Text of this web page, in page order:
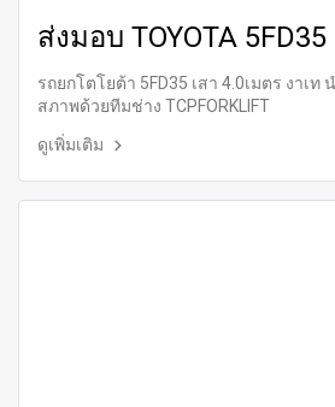
ส่งมอบ TOYOTA 5FD35
รถยกโตโยต้า 5FD35 เสา 4.0เมตร งาเ
สภาพด้วยทีมช่าง TCPFORKLIFT
ดูเพิ่มเติม